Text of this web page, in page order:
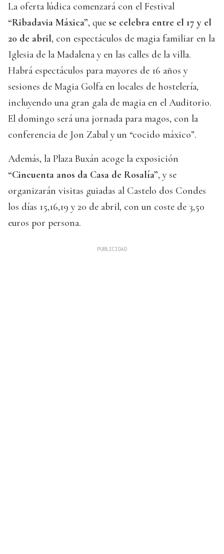
La oferta lúdica comenzará con el Festival
“Ribadavia Máxica”, que se celebra entre el 17 y el
20 de abril, con espectáculos de magia familiar en la
Iglesia de la Madalena y en las calles de la villa.
Habrá espectáculos para mayores de 16 años y
sesiones de Magia Golfa en locales de hostelería,
incluyendo una gran gala de magia en el Auditorio.
El domingo será una jornada para magos, con la
conferencia de Jon Zabal y un “cocido máxico”.
Además, la Plaza Buxán acoge la exposición
“Cincuenta anos da Casa de Rosalía”, y se
organizarán visitas guiadas al Castelo dos Condes
los días 15,16,19 y 20 de abril, con un coste de 3,50
euros por persona.